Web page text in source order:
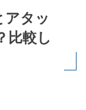
アタッ
比較し